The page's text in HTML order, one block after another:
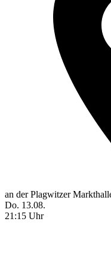
an der Plagwitzer
Do. 13.08.
21:15 Uhr